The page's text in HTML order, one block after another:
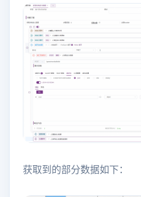
获取到的部分数据如下：